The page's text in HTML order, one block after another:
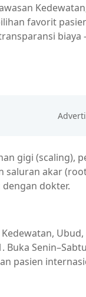
favorit
gigi (scaling),
saluran akar
dokter.
Kedewatan,
Buka
pasien